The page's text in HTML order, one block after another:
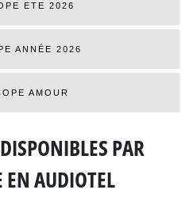
ETE 2026
ANNÉE 2026
AMOUR
PAR
EN AUDIOTEL